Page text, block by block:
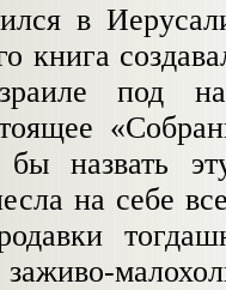
в
книга
под
бы назвать
на себе